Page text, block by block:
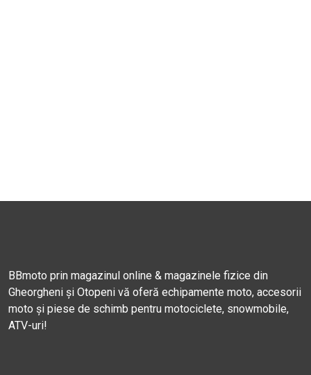
BBmoto prin magazinul online & magazinele fizice din
Gheorgheni și Otopeni vă oferă echipamente moto, accesorii
moto și piese de schimb pentru motociclete, snowmobile,
ATV-uri!